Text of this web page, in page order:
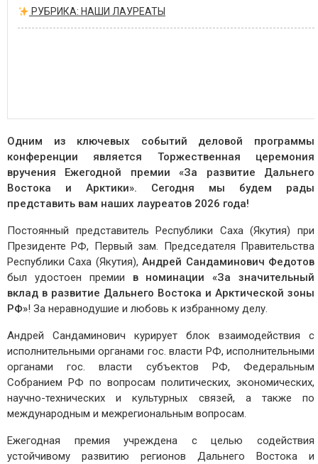
РУБРИКА: НАШИ ЛАУРЕАТЫ
Одним из ключевых событий деловой программы
конференции является Торжественная церемония
вручения Ежегодной премии «За развитие Дальнего
Востока и Арктики». Сегодня мы будем рады
представить вам наших лауреатов 2026 года!
Постоянный представитель Республики Саха (Якутия) при
Президенте РФ, Первый зам. Председателя Правительства
Республики Саха (Якутия),Андрей Сандаминович Федотов
был удостоен премии в номинации «За значительный
вклад в развитие Дальнего Востока и Арктической зоны
РФ»! За неравнодушие и любовь к избранному делу.
Андрей Сандаминович курирует блок взаимодействия с
исполнительными органами гос. власти РФ, исполнительными
органами гос. власти субъектов РФ, Федеральным
Собранием РФ по вопросам политических, экономических,
научно-технических и культурных связей, а также по
международным и межрегиональным вопросам.
Ежегодная премия учреждена с целью содействия
устойчивому развитию регионов Дальнего Востока и